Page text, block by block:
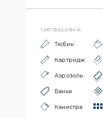
ТИП ФАСОВКИ:
Тюбик
Картридж
Аэрозоль
Банка
Канистра